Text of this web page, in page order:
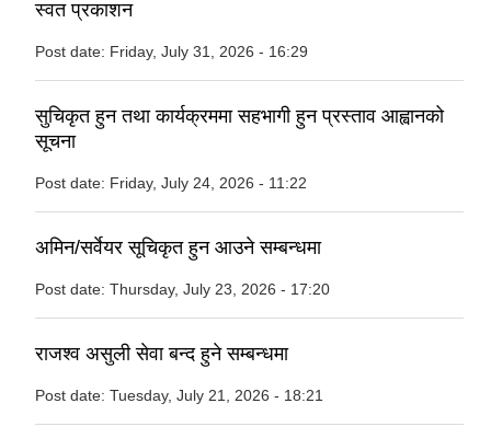
स्वत प्रकाशन
Post date: Friday, July 31, 2026 - 16:29
सुचिकृत हुन तथा कार्यक्रममा सहभागी हुन प्रस्ताव आह्वानको
सूचना
Post date: Friday, July 24, 2026 - 11:22
अमिन/सर्वेयर सूचिकृत हुन आउने सम्बन्धमा
Post date: Thursday, July 23, 2026 - 17:20
राजश्व असुली सेवा बन्द हुने सम्बन्धमा
Post date: Tuesday, July 21, 2026 - 18:21